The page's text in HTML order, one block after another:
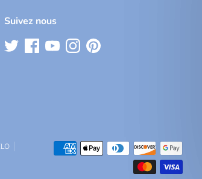
Suivez nous
Méthodes